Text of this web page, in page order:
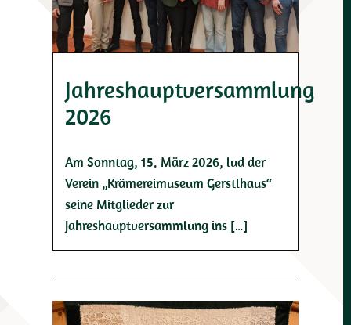
Jahreshauptversammlung
2026
Am Sonntag, 15. März 2026, lud der
Verein „Krämereimuseum Gerstlhaus“
seine Mitglieder zur
Jahreshauptversammlung ins […]